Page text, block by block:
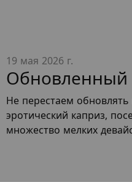
19 мая 2026 г.
Обновленный
Не перестаем
эротический каприз,
множество мелких